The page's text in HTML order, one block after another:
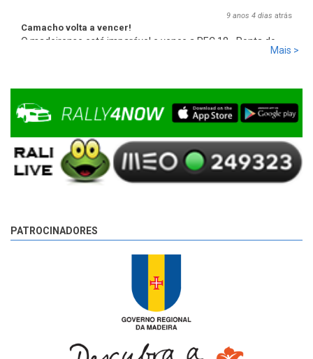
9 anos 4 dias atrás
Camacho volta a vencer!
O madeirense está imparável e vence a PEC 18 - Ponta do
Pargo 2, com 00:08:08,0, mais 2,7s que Basso e mais 17,8sMais >
PATROCINADORES